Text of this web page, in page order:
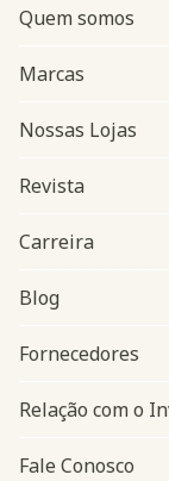
Navegação do rodapé
Quem somos
Marcas
Nossas Lojas
Revista
Carreira
Blog
Fornecedores
Relação com o
Fale Conosco